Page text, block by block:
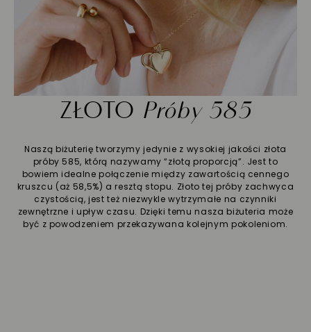
ZŁOTO Próby 585
Naszą biżuterię tworzymy jedynie z wysokiej jakości złota
próby 585, którą nazywamy “złotą proporcją”. Jest to
bowiem idealne połączenie między zawartością cennego
kruszcu (aż 58,5%) a resztą stopu. Złoto tej próby zachwyca
czystością, jest też niezwykle wytrzymałe na czynniki
zewnętrzne i upływ czasu. Dzięki temu nasza biżuteria może
być z powodzeniem przekazywana kolejnym pokoleniom.